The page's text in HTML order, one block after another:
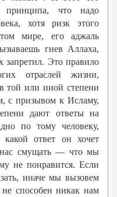
принципа, что надо
хотя ризк этого
мире, его аджаль
гнев Аллаха,
запретил. Это правило
отраслей жизни,
той или иной степени
с призывом к Исламу,
дают ответы на
по тому человеку,
какой ответ он хочет
смущать — что мы
не понравится. Если
иначе мы вызовем
способен никак нам